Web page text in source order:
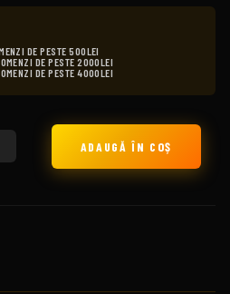
DE PESTE 500LEI
DE PESTE 2000LEI
DE PESTE 4000LEI
ADAUGĂ ÎN COȘ